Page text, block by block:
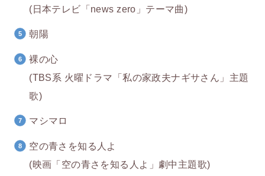
(日本テレビ「news zero」テーマ曲)
朝陽
裸の心
(TBS系 火曜ドラマ「私の家政夫ナギサさん」主題
歌)
マシマロ
空の青さを知る人よ
(映画「空の青さを知る人よ」劇中主題歌)